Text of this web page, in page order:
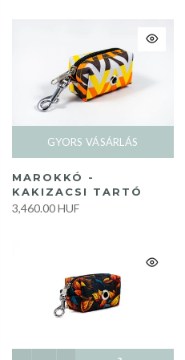
GYORS VÁSÁRLÁS
MAROKKÓ -
KAKIZACSI TARTÓ
3,460.00 HUF